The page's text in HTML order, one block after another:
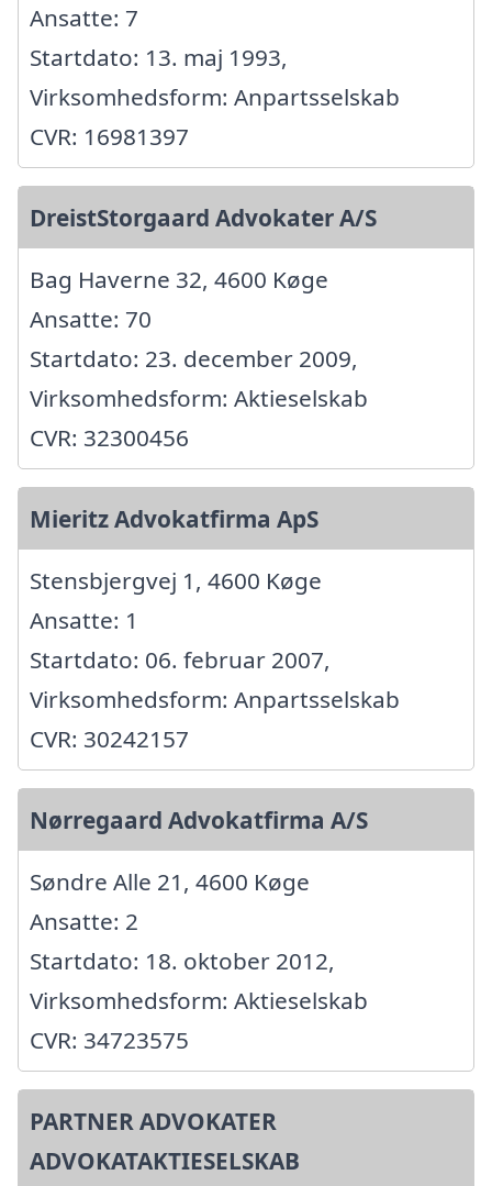
Ansatte: 7
Startdato: 13. maj 1993,
Virksomhedsform: Anpartsselskab
CVR: 16981397
DreistStorgaard Advokater A/S
Bag Haverne 32, 4600 Køge
Ansatte: 70
Startdato: 23. december 2009,
Virksomhedsform: Aktieselskab
CVR: 32300456
Mieritz Advokatfirma ApS
Stensbjergvej 1, 4600 Køge
Ansatte: 1
Startdato: 06. februar 2007,
Virksomhedsform: Anpartsselskab
CVR: 30242157
Nørregaard Advokatfirma A/S
Søndre Alle 21, 4600 Køge
Ansatte: 2
Startdato: 18. oktober 2012,
Virksomhedsform: Aktieselskab
CVR: 34723575
PARTNER ADVOKATER
ADVOKATAKTIESELSKAB